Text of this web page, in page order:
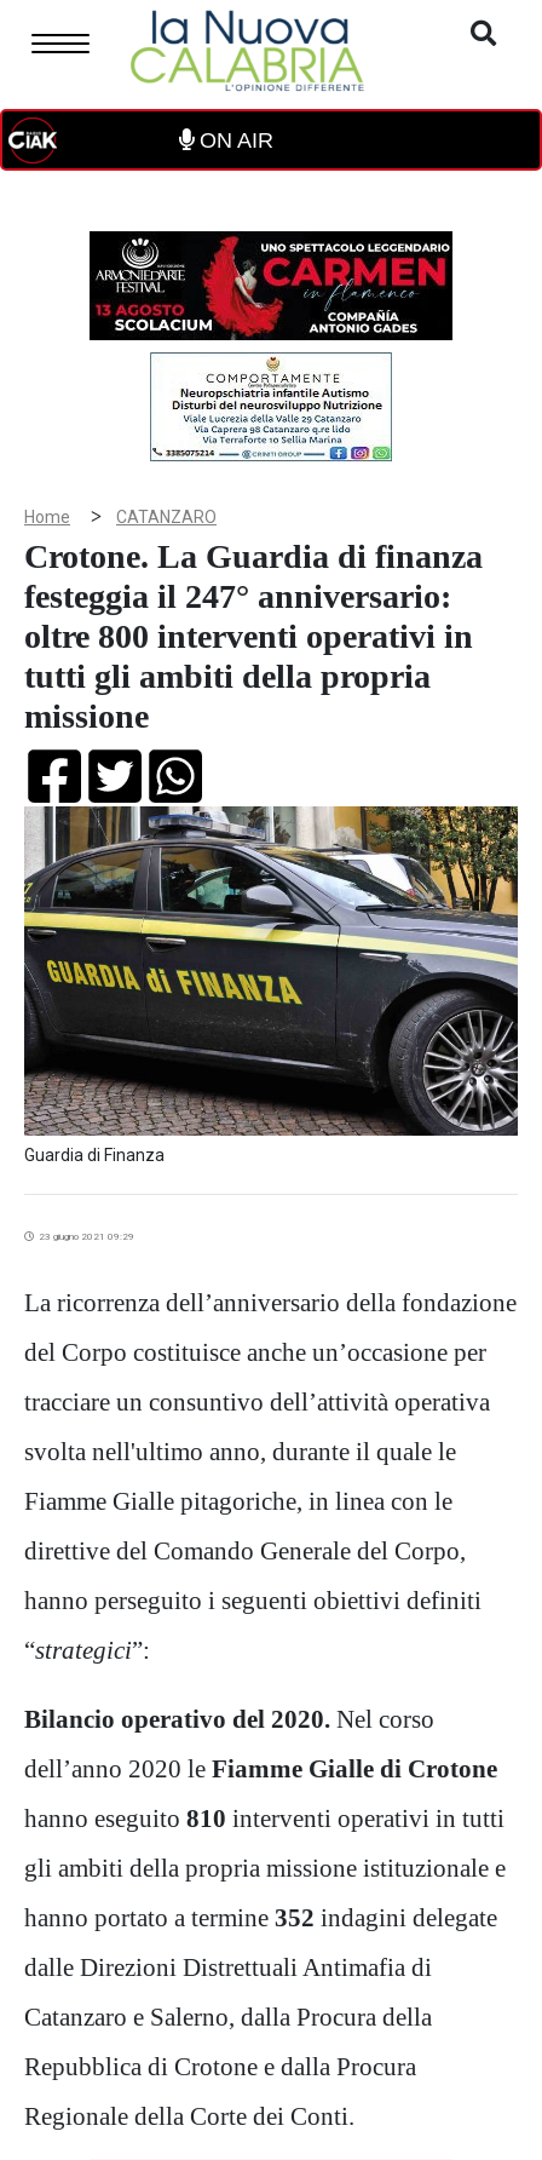
ON AIR
Home > CATANZARO
Crotone. La Guardia di finanza
festeggia il 247° anniversario:
oltre 800 interventi operativi in
tutti gli ambiti della propria
missione
Guardia di Finanza
23 giugno 2021 09:29
La ricorrenza dell’anniversario della fondazione
del Corpo costituisce anche un’occasione per
tracciare un consuntivo dell’attività operativa
svolta nell'ultimo anno, durante il quale le
Fiamme Gialle pitagoriche, in linea con le
direttive del Comando Generale del Corpo,
hanno perseguito i seguenti obiettivi definiti
“strategici”:
Bilancio operativo del 2020. Nel corso
dell’anno 2020 le Fiamme Gialle di Crotone
hanno eseguito 810 interventi operativi in tutti
gli ambiti della propria missione istituzionale e
hanno portato a termine 352 indagini delegate
dalle Direzioni Distrettuali Antimafia di
Catanzaro e Salerno, dalla Procura della
Repubblica di Crotone e dalla Procura
Regionale della Corte dei Conti.